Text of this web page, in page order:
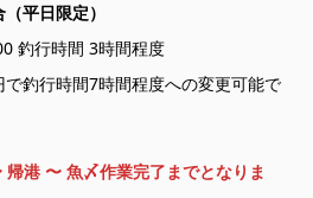
平日限定）
釣行時間 3時間程度
釣行時間7時間程度への変更可能で
港 〜 魚〆作業完了までとなりま